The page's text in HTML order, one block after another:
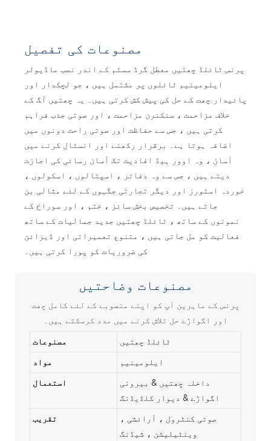
مصنوعات کی تفصیل
پرنس ٹائلڈ چھتیں معطل گرڈ سسٹم کے اندر نصب ماڈیولر
ایلومینیم ٹائلوں پر مشتمل ہیں ، جو لچکدار اور
پائیدار چھت کے حل کی پیش کش کرتی ہیں۔ یہ چھتیں آگ کے
خلاف مزاحمت ، سنکنرن مزاحمت ، اور صوتی جذب فراہم
کرتی ہیں ، جس سے حفاظت اور صوتی راحت دونوں میں
اضافہ ہوتا ہے۔ برقرار رکھنے اور انسٹال کرنے میں
آسان ، وہ اوور ہیڈ افادیت تک آسان رسائی کی اجازت
دیتے ہیں ، جس سے وہ دفاتر ، اسپتالوں ، اسکولوں ،
خوردہ اسٹورز اور دیگر تجارتی جگہوں کے لئے مثالی بن
جاتے ہیں۔ تخصیص بخش سائز ، ختم ، اور سوراخ کے
نمونوں کے ساتھ ، ٹائلڈ چھتیں جدید جمالیات کے ساتھ
فعالیت کو مل جاتی ہیں ، متنوع تعمیراتی اور ڈیزائن
کی ضروریات کو پورا کرتی ہیں۔
مصنوعات وضاحتیں
پرنس کے ماہرین آپ کو اپنے منصوبے کے لئے کامل چھت
اور اگواڑے حل تلاش کرنے میں مدد کرسکتے ہیں۔
مصنوعات
ٹائلڈ چھتیں
مواد
ایلومینیم
استعمال
داخلہ چھتیں & بیرونی
اگواڑے & دیوار کلڈیڈنگ
تقریب
صوتی کنٹرول ، آرائشی ،
وینٹیلیشن ، شیڈنگ